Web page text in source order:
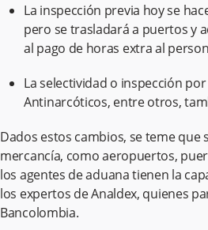
La inspección previa hoy se
pero se trasladará a puertos y
al pago de horas extra al
La selectividad o inspección
Antinarcóticos, entre otros,
Dados estos cambios, se teme
mercancía, como aeropuertos,
los agentes de aduana tienen la
los expertos de Analdex, quienes
Bancolombia.